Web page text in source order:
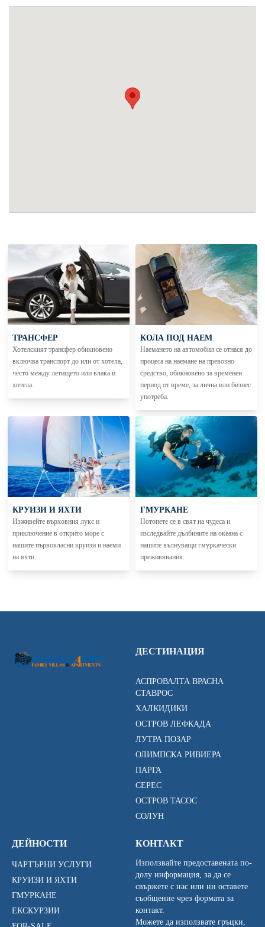
ТРАНСФЕР
Хотелският трансфер обикновено
включва транспорт до или от хотела,
често между летището или влака и
хотела.
КОЛА ПОД НАЕМ
Наемането на автомобил се отнася до
процеса на наемане на превозно
средство, обикновено за временен
период от време, за лична или бизнес
употреба.
КРУИЗИ И ЯХТИ
Изживейте върховния лукс и
приключение в открито море с
нашите първокласни круизи и наеми
на яхти.
ГМУРКАНЕ
Потопете се в свят на чудеса и
изследвайте дълбините на океана с
нашите вълнуващи гмуркачески
преживявания.
ДЕСТИНАЦИЯ
АСПРОВАЛТА ВРАСНА
СТАВРОС
ХАЛКИДИКИ
ОСТРОВ ЛЕФКАДА
ЛУТРА ПОЗАР
ОЛИМПСКА РИВИЕРА
ПАРГА
СЕРЕС
ОСТРОВ ТАСОС
СОЛУН
ДЕЙНОСТИ
ЧАРТЪРНИ УСЛУГИ
КРУИЗИ И ЯХТИ
ГМУРКАНЕ
ЕКСКУРЗИИ
КОНТАКТ
Използвайте предоставената по-
долу информация, за да се
свържете с нас или ни оставете
съобщение чрез формата за
контакт.
Можете да използвате гръцки,